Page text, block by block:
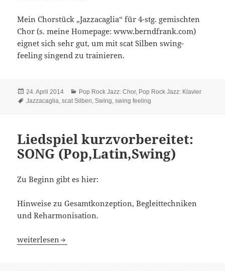
Mein Chorstück „Jazzacaglia“ für 4-stg. gemischten
Chor (s. meine Homepage: www.berndfrank.com)
eignet sich sehr gut, um mit scat Silben swing-
feeling singend zu trainieren.
Veröffentlicht
am
24. April 2014 Kategorien
Pop Rock Jazz: Chor, Pop Rock Jazz: Klavier
Schlagwörter
Jazzacaglia,scat Silben,Swing,swing feeling
Liedspiel kurzvorbereitet:
SONG (Pop,Latin,Swing)
Zu Beginn gibt es hier:
Hinweise zu Gesamtkonzeption, Begleittechniken
und Reharmonisation.
Liedspiel kurzvorbereitet: SONG (Pop,Latin,Swing)
weiterlesen